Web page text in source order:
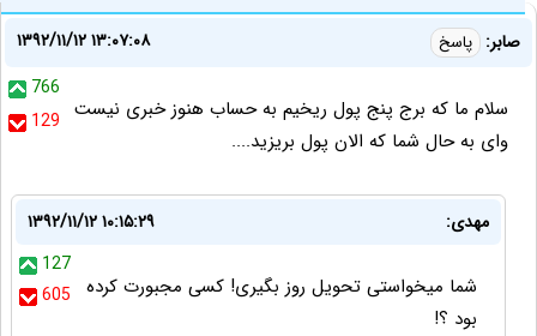
صابر: پاسخ
۱۳۹۲/۱۱/۱۲ ۱۳:۰۷:۰۸
766
129 سلام ما که برج پنج پول ریخیم به حساب هنوز خبری نیست
وای به حال شما که الان پول بریزید....
مهدی:
۱۳۹۲/۱۱/۱۲ ۱۰:۱۵:۲۹
127
605
شما میخواستی تحویل روز بگیری! کسی مجبورت کرده
بود ؟!